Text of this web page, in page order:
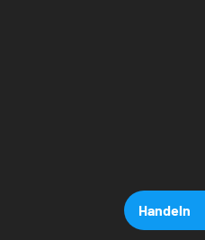
Handeln